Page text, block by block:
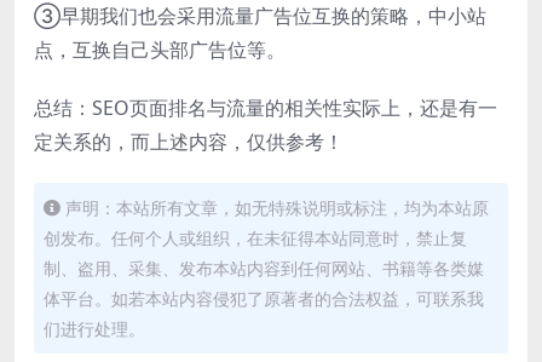
③早期我们也会采用流量广告位互换的策略，中小站
点，互换自己头部广告位等。
总结：SEO页面排名与流量的相关性实际上，还是有一
定关系的，而上述内容，仅供参考！
声明：本站所有文章，如无特殊说明或标注，均为本站原
创发布。任何个人或组织，在未征得本站同意时，禁止复
制、盗用、采集、发布本站内容到任何网站、书籍等各类媒
体平台。如若本站内容侵犯了原著者的合法权益，可联系我
们进行处理。